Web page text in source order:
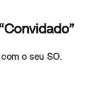
o seu SO.